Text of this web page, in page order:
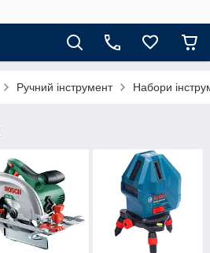
Ручний інструмент Набори